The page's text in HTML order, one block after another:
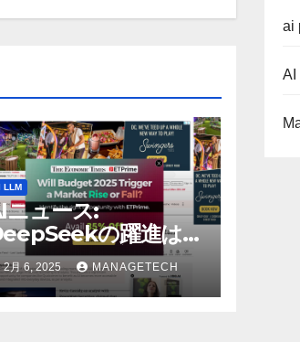
LLM
ニュース:
の躍進は
の巨人に役立つだろ
とウォール街のアナ
ストが語る – The
2月 6, 2025 MANAGETECH
ai
AI